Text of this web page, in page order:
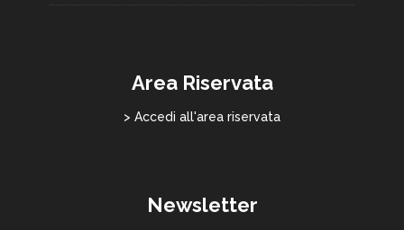
Area Riservata
> Accedi all'area riservata
Newsletter